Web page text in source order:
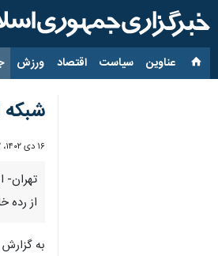
عناوین‌ سیاست اقتصاد ورزش
شبکه
۱۶ دی ۱۴۰۲، ۱۳:۵۲
از رده
به